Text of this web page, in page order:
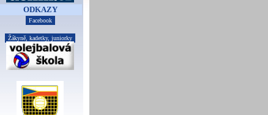
ODKAZY
Facebook
Žákyně, kadetky, juniorky